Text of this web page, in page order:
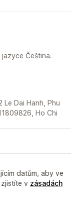
Čeština.
Le Dai Hanh, Phu
Ho Chi
datům, aby ve
v zásadách